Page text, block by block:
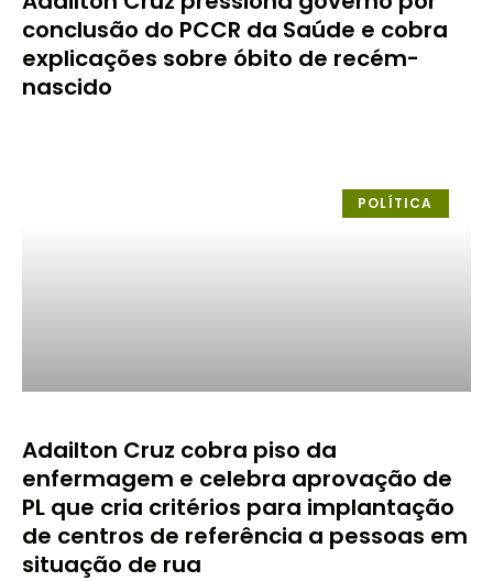
conclusão do PCCR da Saúde e cobra
explicações sobre óbito de recém-
nascido
POLÍTICA
Adailton Cruz cobra piso da
enfermagem e celebra aprovação de
PL que cria critérios para implantação
de centros de referência a pessoas em
situação de rua